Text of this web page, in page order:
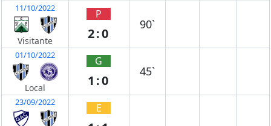
11/10/2022
Visitante
P
2:0
90`
01/10/2022
Local
G
1:0
45`
23/09/2022 E